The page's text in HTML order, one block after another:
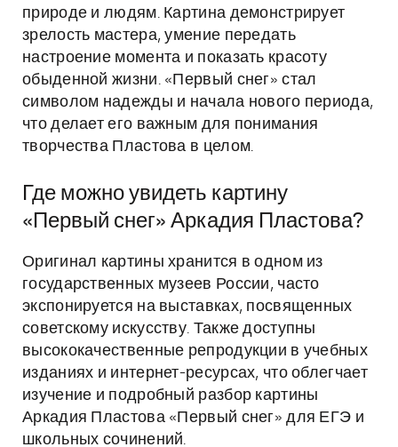
природе и людям. Картина демонстрирует
зрелость мастера, умение передать
настроение момента и показать красоту
обыденной жизни. «Первый снег» стал
символом надежды и начала нового периода,
что делает его важным для понимания
творчества Пластова в целом.
Где можно увидеть картину
«Первый снег» Аркадия Пластова?
Оригинал картины хранится в одном из
государственных музеев России, часто
экспонируется на выставках, посвященных
советскому искусству. Также доступны
высококачественные репродукции в учебных
изданиях и интернет-ресурсах, что облегчает
изучение и подробный разбор картины
Аркадия Пластова «Первый снег» для ЕГЭ и
школьных сочинений.